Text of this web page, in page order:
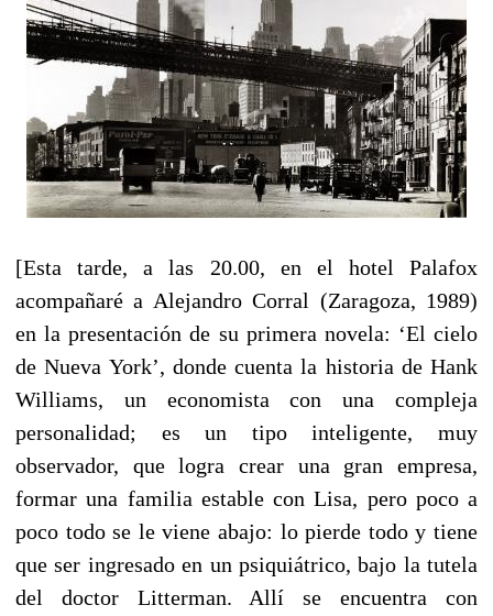
[Esta tarde, a las 20.00, en el hotel Palafox
acompañaré a Alejandro Corral (Zaragoza, 1989)
en la presentación de su primera novela: ‘El cielo
de Nueva York’, donde cuenta la historia de Hank
Williams, un economista con una compleja
personalidad; es un tipo inteligente, muy
observador, que logra crear una gran empresa,
formar una familia estable con Lisa, pero poco a
poco todo se le viene abajo: lo pierde todo y tiene
que ser ingresado en un psiquiátrico, bajo la tutela
del doctor Litterman. Allí se encuentra con